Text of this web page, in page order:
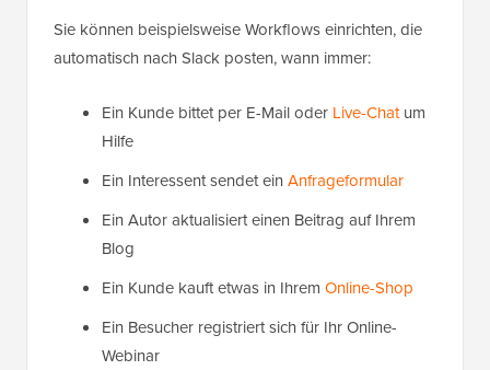
Sie können beispielsweise Workflows einrichten, die
automatisch nach Slack posten, wann immer:
Ein Kunde bittet per E-Mail oder Live-Chatum
Hilfe
Ein Interessent sendet ein Anfrageformular
Ein Autor aktualisiert einen Beitrag auf Ihrem
Blog
Ein Kunde kauft etwas in Ihrem Online-Shop
Ein Besucher registriert sich für Ihr Online-
Webinar